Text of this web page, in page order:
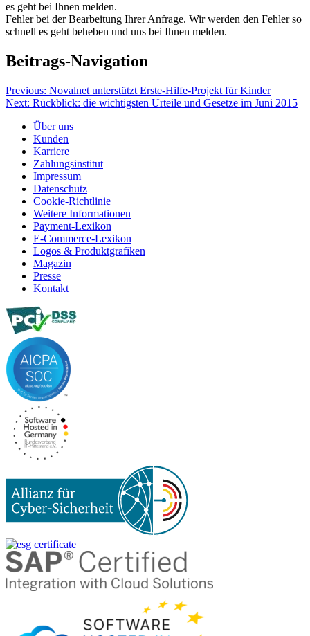
es geht bei Ihnen melden.
Fehler bei der Bearbeitung Ihrer Anfrage. Wir werden den Fehler so
schnell es geht beheben und uns bei Ihnen melden.
Beitrags-Navigation
Previous: Novalnet unterstützt Erste-Hilfe-Projekt für Kinder
Next: Rückblick: die wichtigsten Urteile und Gesetze im Juni 2015
Über uns
Kunden
Karriere
Zahlungsinstitut
Impressum
Datenschutz
Cookie-Richtlinie
Weitere Informationen
Payment-Lexikon
E-Commerce-Lexikon
Logos & Produktgrafiken
Magazin
Presse
Kontakt